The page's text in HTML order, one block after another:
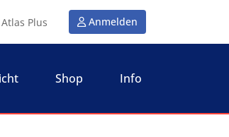
Plus Anmelden
Shop Info